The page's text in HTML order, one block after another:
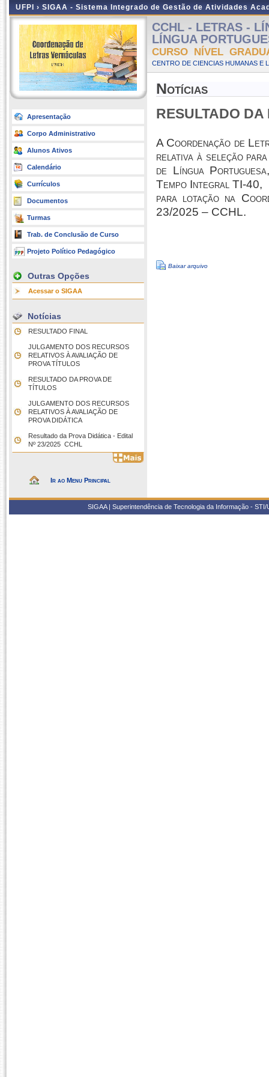
UFPI › SIGAA - Sistema Integrado de Gestão de Atividades
Apresentação
Corpo Administrativo
Alunos Ativos
Calendário
Currículos
Documentos
Turmas
Trab. de Conclusão de Curso
Projeto Político Pedagógico
Outras Opções
Acessar o SIGAA
Notícias
RESULTADO FINAL
JULGAMENTO DOS RECURSOS
RELATIVOS À AVALIAÇÃO DE
PROVA TÍTULOS
RESULTADO DA PROVA DE
TÍTULOS
JULGAMENTO DOS RECURSOS
RELATIVOS À AVALIAÇÃO DE
PROVA DIDÁTICA
Resultado da Prova Didática - Edital
Nº 23/2025  CCHL
Ir ao Menu Principal
CCHL - LETRAS -
LÍNGUA
CURSO NÍVEL
CENTRO DE CIENCIAS HUMANAS E
Notícias
RESULTADO DA
A Coordenação de
relativa à seleção
de Língua
Tempo Integral TI-40,
para lotação na
23/2025 – CCHL.
Baixar arquivo
SIGAA | Superintendência de Tecnologia da Informação -